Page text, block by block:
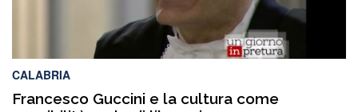
CALABRIA
Francesco Guccini e la cultura come